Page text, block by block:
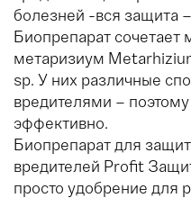
болезней -вся защита
Биопрепарат сочетает
метаризиум
sp. У них различные
вредителями –
эффективно.
Биопрепарат для
вредителей Profit
просто удобрение для